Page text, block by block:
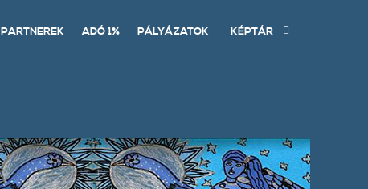
PARTNEREK ADÓ 1% PÁLYÁZATOK KÉPTÁR